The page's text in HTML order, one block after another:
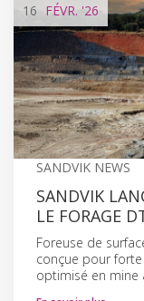
16 FÉVR. '26
SANDVIK NEWS
SANDVIK
LE FORAGE
Foreuse de
conçue pour
optimisé en mine